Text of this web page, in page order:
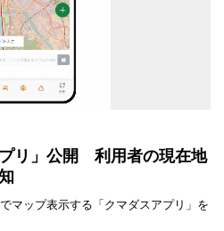
リ」公開 利用者の現在地
マップ表示する「クマダスアプリ」を